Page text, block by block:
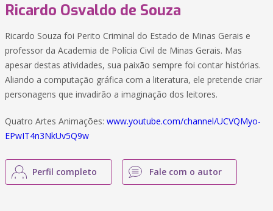
Ricardo Osvaldo de Souza
Ricardo Souza foi Perito Criminal do Estado de Minas Gerais e
professor da Academia de Polícia Civil de Minas Gerais. Mas
apesar destas atividades, sua paixão sempre foi contar histórias.
Aliando a computação gráfica com a literatura, ele pretende criar
personagens que invadirão a imaginação dos leitores.
Quatro Artes Animações: www.youtube.com/channel/UCVQMyo-
EPwIT4n3NkUv5Q9w
Perfil completo Fale com o autor